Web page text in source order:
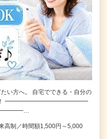
い方へ。 自宅でできる・自分の
し！ ━━━━━━━━━━━━━━
━━━━━…
高制／時間額1,500円～5,000